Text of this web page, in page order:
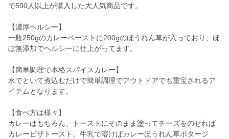
で500人以上が購入した大人気商品です。
【濃厚ヘルシー】
一瓶250gのカレーペーストに200gのほうれん草が入っており、ほ
ぼ無添加でヘルシーに仕上がってます。
【簡単調理で本格スパイスカレー】
水でといて煮込むだけで簡単調理でアウトドアでも重宝されるア
イテムとなります。
【食べ方は様々】
カレーはもちろん、トーストにそのまま塗ってチーズをのせれば
カレーピザトースト。牛乳で溶けばカレーほうれん草ポタージ